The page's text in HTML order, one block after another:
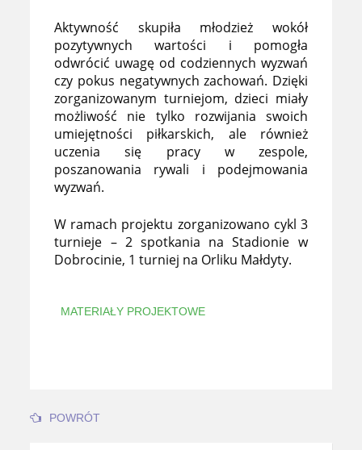
Aktywność skupiła młodzież wokół
pozytywnych wartości i pomogła
odwrócić uwagę od codziennych wyzwań
czy pokus negatywnych zachowań. Dzięki
zorganizowanym turniejom, dzieci miały
możliwość nie tylko rozwijania swoich
umiejętności piłkarskich, ale również
uczenia się pracy w zespole,
poszanowania rywali i podejmowania
wyzwań.
W ramach projektu zorganizowano cykl 3
turnieje – 2 spotkania na Stadionie w
Dobrocinie, 1 turniej na Orliku Małdyty.
MATERIAŁY PROJEKTOWE
POWRÓT